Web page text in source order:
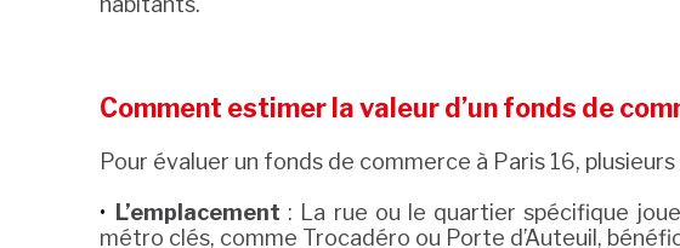
Comment estimer la valeur d’un fonds de
Pour évaluer un fonds de commerce à Paris 16,
L’emplacement : La rue ou le quartier spécifique
métro clés, comme Trocadéro ou Porte d’Auteuil,